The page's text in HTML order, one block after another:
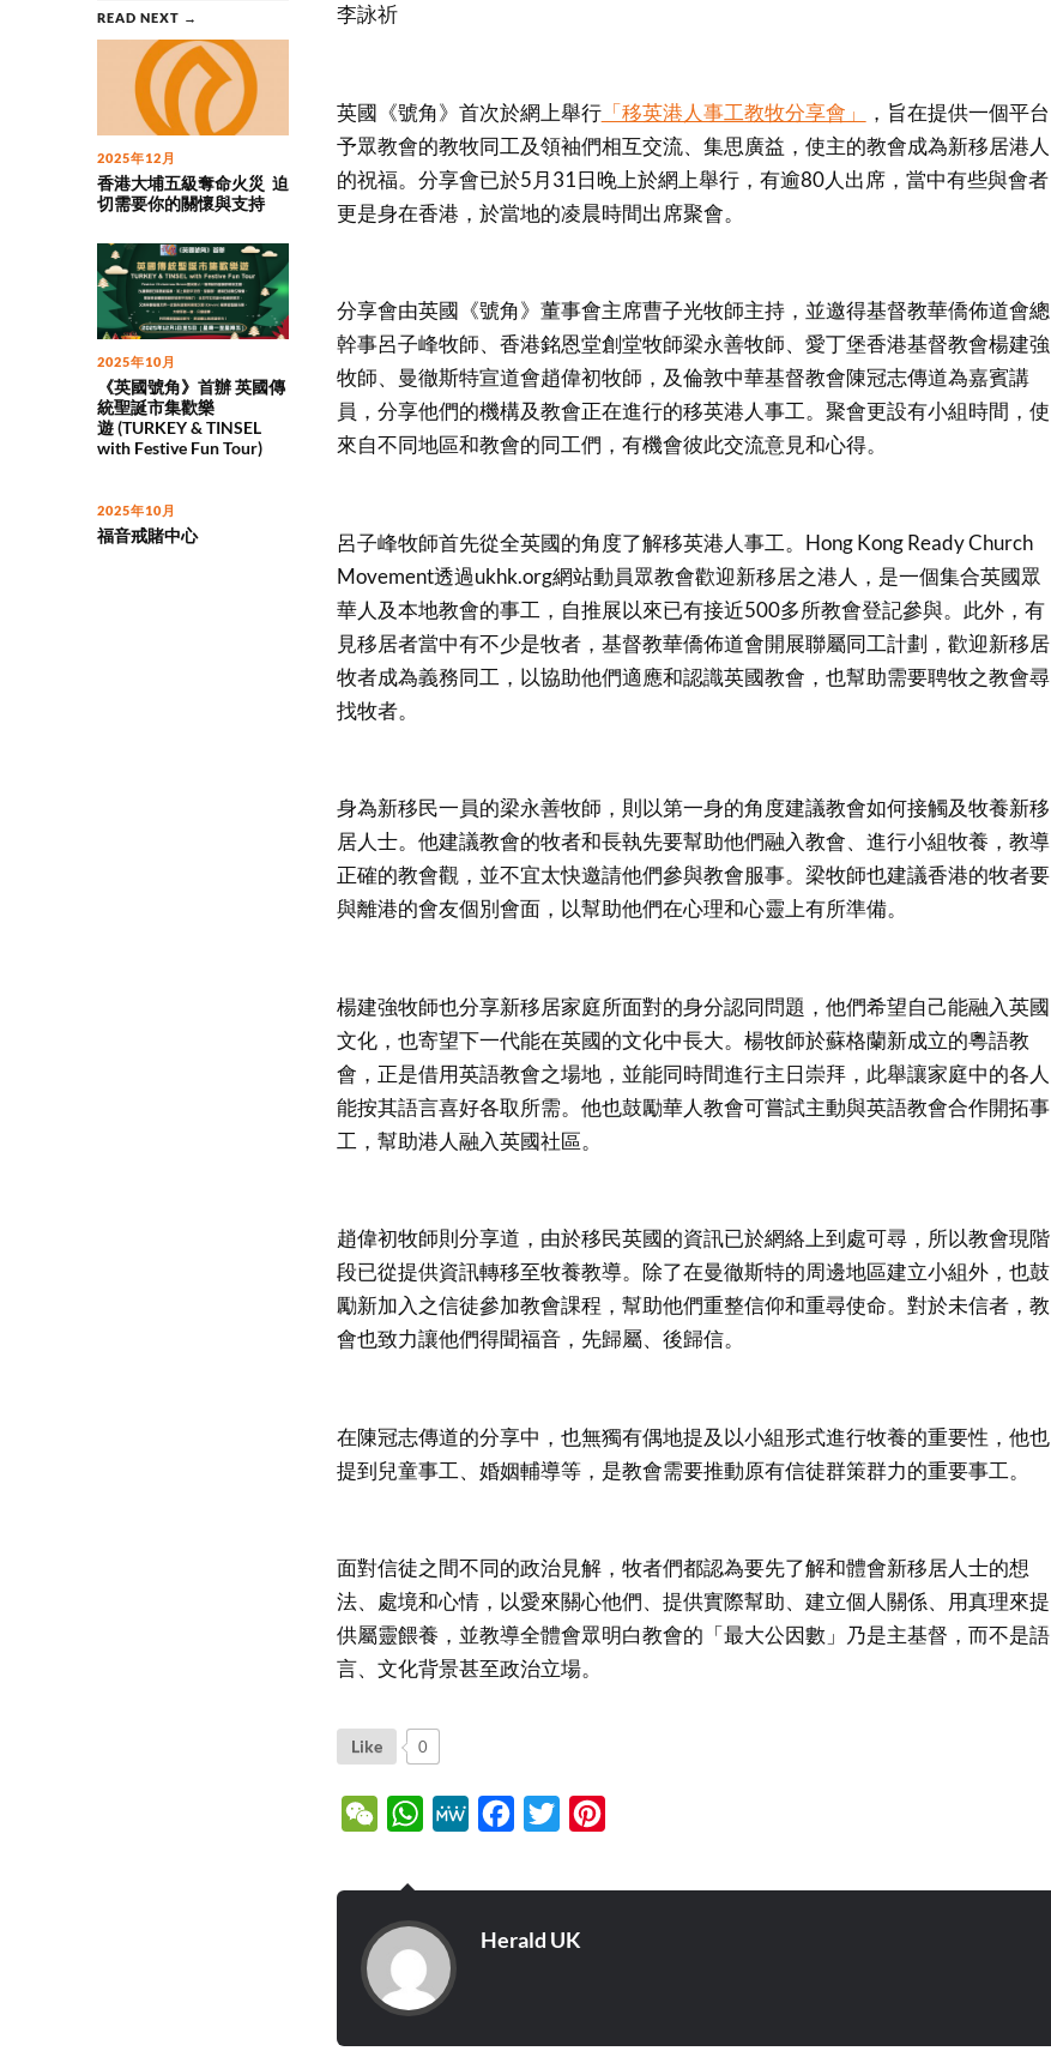
READ NEXT →
2025年12月
香港大埔五級奪命火災 迫
切需要你的關懷與支持
2025年10月
《英國號角》首辦 英國傳
統聖誕市集歡樂
遊 (TURKEY & TINSEL
with Festive Fun Tour)
2025年10月
福音戒賭中心
李詠祈
英國《號角》首次於網上舉行「移英港人事工教牧分享會」
，旨在提供一個平台
予眾教會的教牧同工及領袖們相互交流、集思廣益，使主的教會成為新移居港人
的祝福。分享會已於5月31日晚上於網上舉行，有逾80人出席，當中有些與會者
更是身在香港，於當地的凌晨時間出席聚會。
分享會由英國《號角》董事會主席曹子光牧師主持，並邀得基督教華僑佈道會總
幹事呂子峰牧師、香港銘恩堂創堂牧師梁永善牧師、愛丁堡香港基督教會楊建強
牧師、曼徹斯特宣道會趙偉初牧師，及倫敦中華基督教會陳冠志傳道為嘉賓講
員，分享他們的機構及教會正在進行的移英港人事工。聚會更設有小組時間，使
來自不同地區和教會的同工們，有機會彼此交流意見和心得。
呂子峰牧師首先從全英國的角度了解移英港人事工。Hong Kong Ready Church
Movement透過ukhk.org網站動員眾教會歡迎新移居之港人，是一個集合英國眾
華人及本地教會的事工，自推展以來已有接近500多所教會登記參與。此外，有
見移居者當中有不少是牧者，基督教華僑佈道會開展聯屬同工計劃，歡迎新移居
牧者成為義務同工，以協助他們適應和認識英國教會，也幫助需要聘牧之教會尋
找牧者。
身為新移民一員的梁永善牧師，則以第一身的角度建議教會如何接觸及牧養新移
居人士。他建議教會的牧者和長執先要幫助他們融入教會、進行小組牧養，教導
正確的教會觀，並不宜太快邀請他們參與教會服事。梁牧師也建議香港的牧者要
與離港的會友個別會面，以幫助他們在心理和心靈上有所準備。
楊建強牧師也分享新移居家庭所面對的身分認同問題，他們希望自己能融入英國
文化，也寄望下一代能在英國的文化中長大。楊牧師於蘇格蘭新成立的粵語教
會，正是借用英語教會之場地，並能同時間進行主日崇拜，此舉讓家庭中的各人
能按其語言喜好各取所需。他也鼓勵華人教會可嘗試主動與英語教會合作開拓事
工，幫助港人融入英國社區。
趙偉初牧師則分享道，由於移民英國的資訊已於網絡上到處可尋，所以教會現階
段已從提供資訊轉移至牧養教導。除了在曼徹斯特的周邊地區建立小組外，也鼓
勵新加入之信徒參加教會課程，幫助他們重整信仰和重尋使命。對於未信者，教
會也致力讓他們得聞福音，先歸屬、後歸信。
在陳冠志傳道的分享中，也無獨有偶地提及以小組形式進行牧養的重要性，他也
提到兒童事工、婚姻輔導等，是教會需要推動原有信徒群策群力的重要事工。
面對信徒之間不同的政治見解，牧者們都認為要先了解和體會新移居人士的想
法、處境和心情，以愛來關心他們、提供實際幫助、建立個人關係、用真理來提
供屬靈餵養，並教導全體會眾明白教會的「最大公因數」乃是主基督，而不是語
言、文化背景甚至政治立場。
Like 0
WeChatWhatsApp
MeWe Facebook
Twitter
Herald UK